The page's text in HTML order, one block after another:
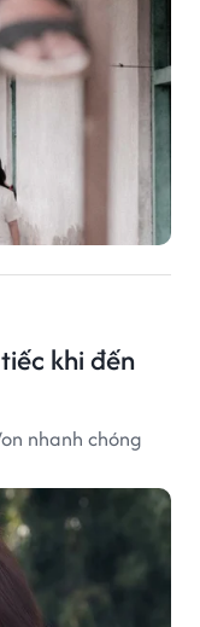
khi đến
nhanh chóng